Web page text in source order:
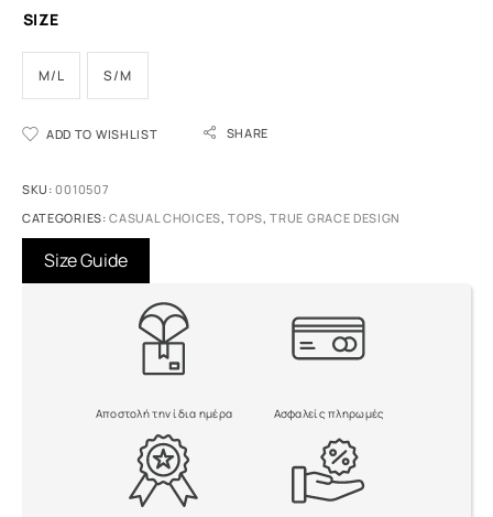
SIZE
M/L S/M
l
e
ADD TO WISHLIST SHARE
SKU:0010507
CATEGORIES:CASUAL CHOICES,TOPS,TRUE GRACE DESIGN
Size Guide
Αποστολή την ίδια ημέρα Ασφαλείς πληρωμές